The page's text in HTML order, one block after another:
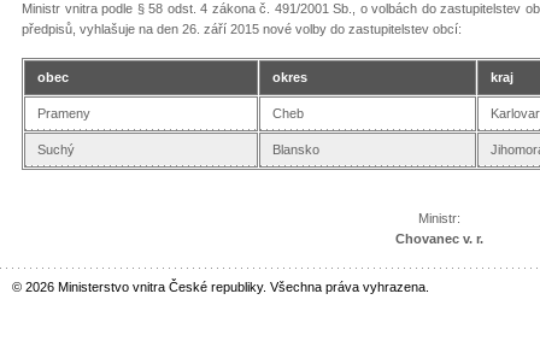
Ministr vnitra podle § 58 odst. 4 zákona č. 491/2001 Sb., o volbách do zastupitelstev
předpisů, vyhlašuje na den 26. září 2015 nové volby do zastupitelstev obcí:
obec okres kraj
Prameny Cheb
Suchý Blansko
Ministr:
Chovanec v. r.
© 2026 Ministerstvo vnitra České republiky. Všechna práva vyhrazena.